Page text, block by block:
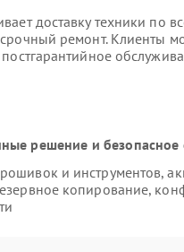
доставку техники по
ремонт. Клиенты
решение и
и инструментов,
копирование,